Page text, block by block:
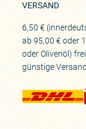
VERSAND
6,50 €
ab 95,00 € oder
oder Olivenöl)
günstige